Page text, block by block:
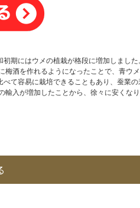
期にはウメの植栽が格段に増加しまし
酒を作れるようになったことで、青ウ
て容易に栽培できることもあり、蚕業
入が増加したことから、徐々に安くな